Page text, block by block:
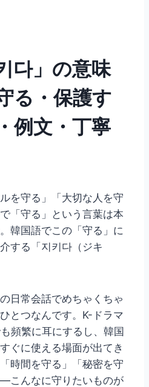
다」の意味
る・保護す
例文・丁寧
を守る」「大切な人を守
「守る」という言葉は本
韓国語でこの「守る」に
する「지키다（ジキ
日常会話でめちゃくちゃ
とつなんです。K-ドラマ
頻繁に耳にするし、韓国
ぐに使える場面が出てき
時間を守る」「秘密を守
こんなに守りたいものが